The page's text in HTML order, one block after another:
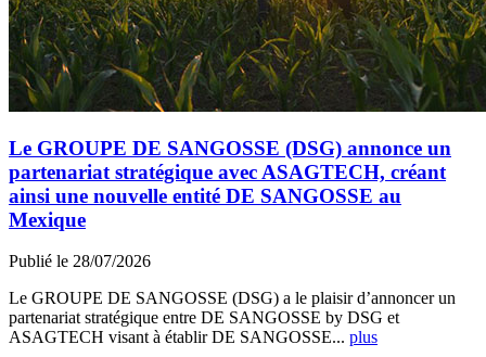
Le GROUPE DE SANGOSSE (DSG) annonce un
partenariat stratégique avec ASAGTECH, créant
ainsi une nouvelle entité DE SANGOSSE au
Mexique
Publié le 28/07/2026
Le GROUPE DE SANGOSSE (DSG) a le plaisir d’annoncer un
partenariat stratégique entre DE SANGOSSE by DSG et
ASAGTECH visant à établir DE SANGOSSE... plus